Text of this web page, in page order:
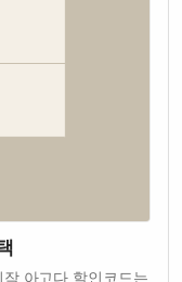
아고다 할인코드는